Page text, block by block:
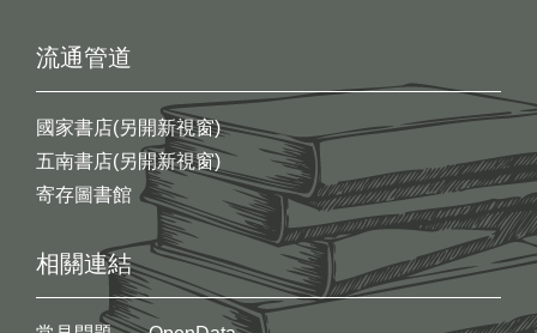
流通管道
國家書店(另開新視窗)
五南書店(另開新視窗)
寄存圖書館
相關連結